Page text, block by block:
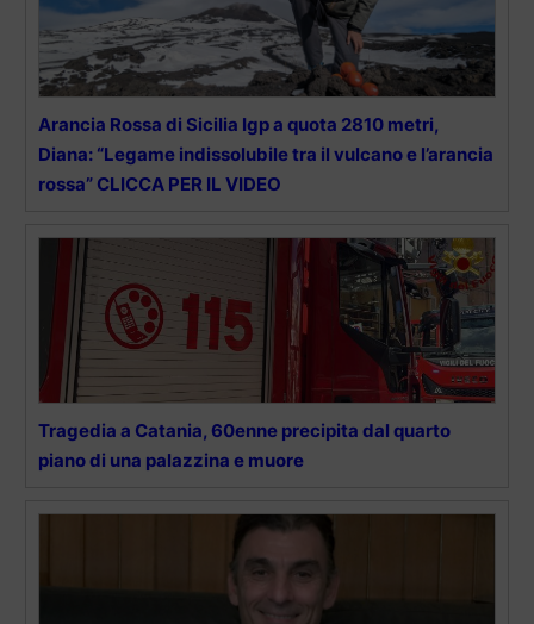
Arancia Rossa di Sicilia Igp a quota 2810 metri,
Diana: “Legame indissolubile tra il vulcano e l’arancia
rossa” CLICCA PER IL VIDEO
Tragedia a Catania, 60enne precipita dal quarto
piano di una palazzina e muore